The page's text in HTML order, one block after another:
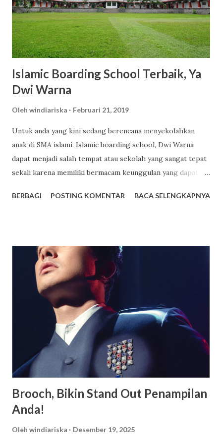
varian aroma yang tidak hanya menyegarkan, tetapi juga
tahan lama. Varian seperti Romansa, Charming, dan Freshy
menjadi favorit banyak pengguna karena wanginya yang
elegan dan tidak mengganggu. 3. Kandungan Glutat...
Islamic Boarding School Terbaik, Ya
Dwi Warna
Oleh windiariska Februari 21, 2019
Untuk anda yang kini sedang berencana menyekolahkan
anak di SMA islami. Islamic boarding school, Dwi Warna
dapat menjadi salah tempat atau sekolah yang sangat tepat
sekali karena memiliki bermacam keunggulan yang dapat
sekolah anak. Dwi Warna sendiri ialah sekolah yang
yang sekolah di tempat tersebut. Bagi yang berencana
untuk menyekolahkan anaknya di tempat tersebut berikut
akan saya paparkan beberapa keunggulannya. Fasilitas
Modern dan Lengkap, Selain memiliki suatu asrama yang
luas dan juga nyaman untuk ditempati oleh para siswa
maupun siswi, terdapat berbagai macam fasilitas lainnya
yang juga dimiliki oleh SMA Dwi Warna untuk menunjang
kegiatan belajar siswa. SMA Dwi Warna pun ialah suatu
sekolah yang memiliki area sangat luas serta memiliki l...
BERBAGI POSTING KOMENTAR BACA SELENGKAPNYA
Brooch, Bikin Stand Out Penampilan
Anda!
Oleh windiariska Desember 19, 2025